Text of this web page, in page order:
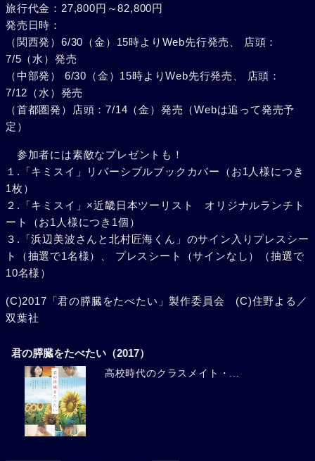
旅行代金：27,800円～82,800円
発売日時：
（関西発）6/30（金）15時よりWeb先行発売、 店頭：
7/5（水）発売
（中部発） 6/30（金）15時よりWeb先行発売、 店頭：
7/12（水）発売
（首都圏発）店頭：7/14（金）発売（Webは追って発売予
定）
参加者には素敵なプレゼントも！
１.「キミスイ」リバーシブルブックカバー（お1人様につき
1枚）
２.「キミスイ」×近畿日本ツーリスト オリジナルランチト
ート（お1人様につき1個）
３.「浜辺美波さんと北村匠海くん」のサイン入りプレスシー
ト（抽選で1名様）、 プレスシート（サインなし）（抽選で
10名様）
(C)2017「君の膵臓をたべたい」製作委員会 (C)住野よる／
双葉社
君の膵臓をたべたい（2017）
高校時代のクラスメイト・...